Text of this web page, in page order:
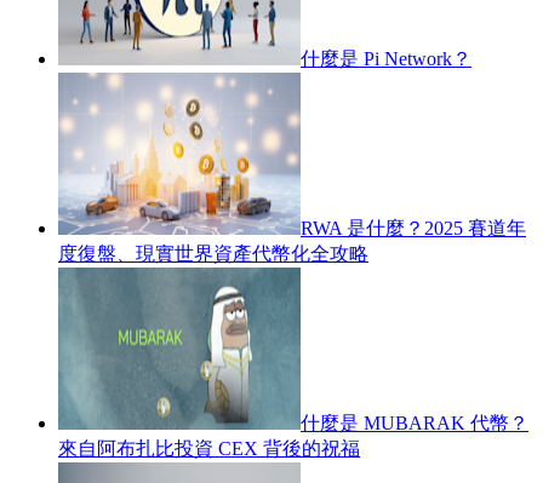
什麼是 Pi Network？
RWA 是什麼？2025 賽道年
度復盤、現實世界資產代幣化全攻略
什麼是 MUBARAK 代幣？
來自阿布扎比投資 CEX 背後的祝福